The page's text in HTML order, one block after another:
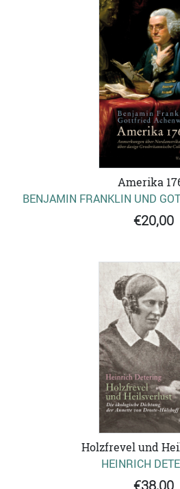
Amerika
BENJAMIN FRANKLIN UND
€20,00
Holzfrevel und
HEINRICH
€38,00